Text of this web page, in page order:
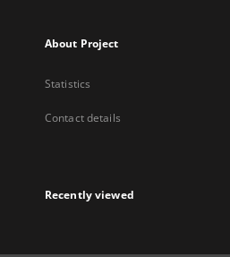
About Project
Statistics
Contact details
Recently viewed